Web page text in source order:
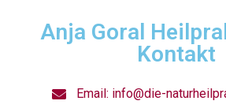
Anja Goral
Kontakt
Email: info@die-